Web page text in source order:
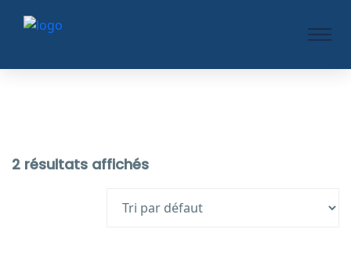
2 résultats affichés